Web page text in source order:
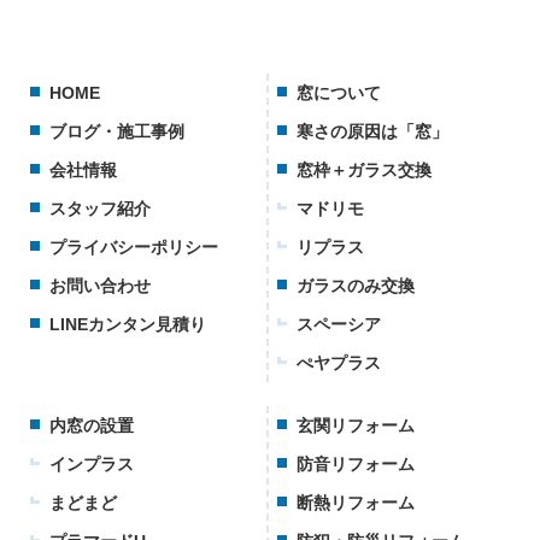
HOME
ブログ・施工事例
会社情報
スタッフ紹介
プライバシーポリシー
お問い合わせ
LINEカンタン見積り
窓について
寒さの原因は「窓」
窓枠＋ガラス交換
マドリモ
リプラス
ガラスのみ交換
スペーシア
ぺヤプラス
内窓の設置
インプラス
まどまど
玄関リフォーム
防音リフォーム
断熱リフォーム